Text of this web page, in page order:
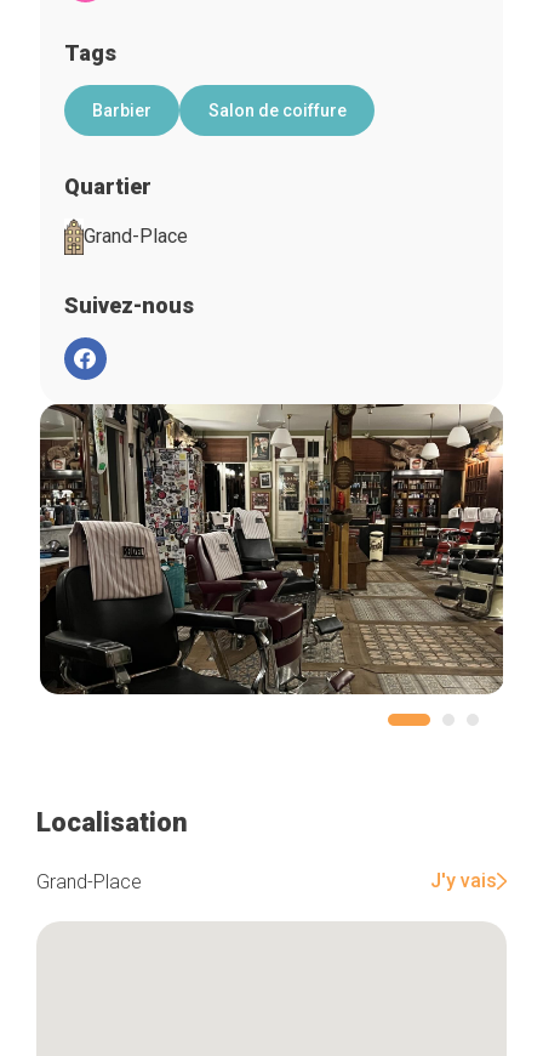
Tags
Barbier Salon de coiffure
Quartier
Grand-Place
Suivez-nous
Localisation
Grand-Place J'y vais